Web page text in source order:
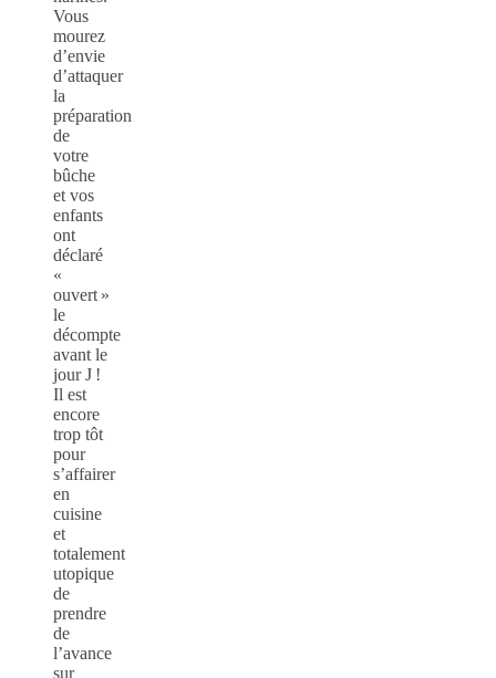
Vous
mourez
d’envie
d’attaquer
la
préparation
de
votre
bûche
et vos
enfants
ont
déclaré
«
ouvert »
le
décompte
avant le
jour J !
Il est
encore
trop tôt
pour
s’affairer
en
cuisine
et
totalement
utopique
de
prendre
de
l’avance
sur